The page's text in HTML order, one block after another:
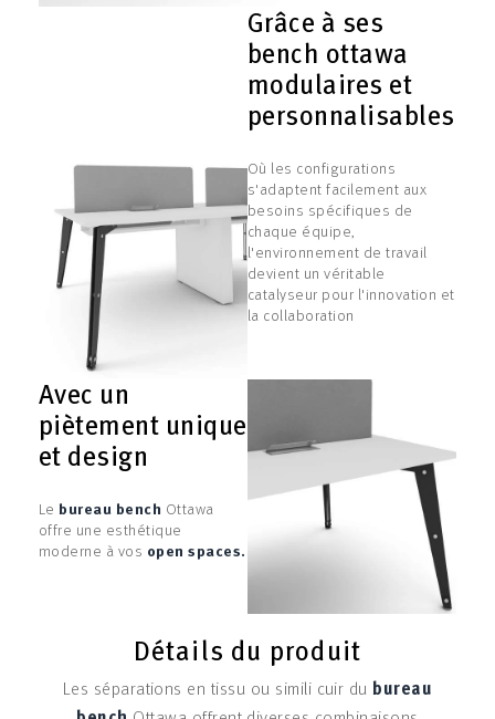
Grâce à ses
bench ottawa
modulaires et
personnalisables
Où les configurations
s'adaptent facilement aux
besoins spécifiques de
chaque équipe,
l'environnement de travail
devient un véritable
catalyseur pour l'innovation et
la collaboration
Avec un
piètement unique
et design
Le bureau bench Ottawa
offre une esthétique
moderne à vos open spaces.
Détails du produit
Les séparations en tissu ou simili cuir dubureau